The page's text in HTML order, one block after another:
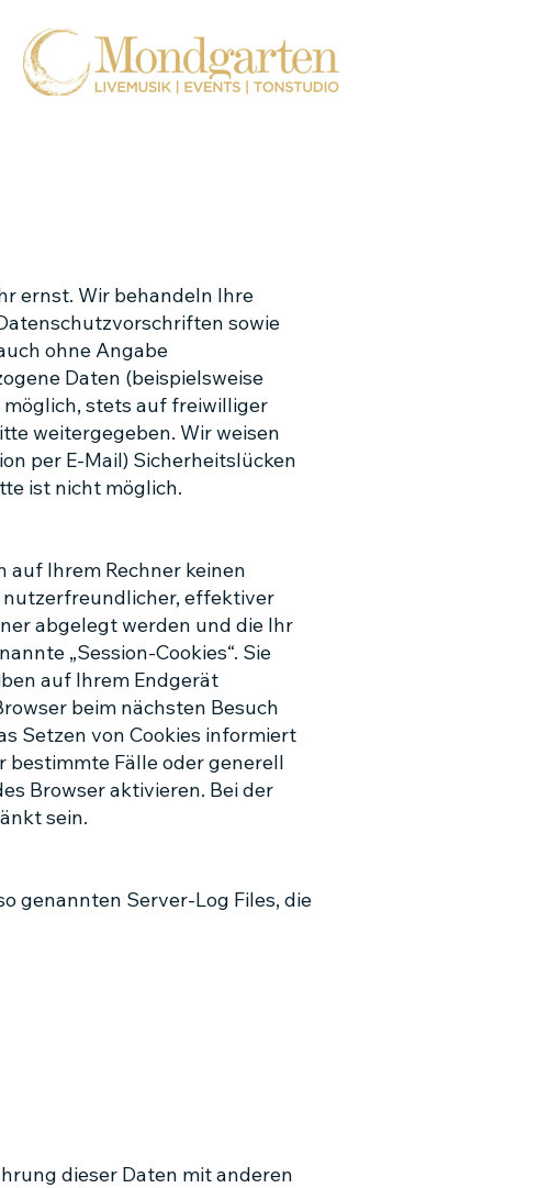
ernst. Wir behandeln Ihre
sowie
ohne Angabe
Daten (beispielsweise
stets auf freiwilliger
weitergegeben. Wir weisen
per E-Mail) Sicherheitslücken
ist nicht möglich.
auf Ihrem Rechner keinen
nutzerfreundlicher, effektiver
abgelegt werden und die Ihr
„Session-Cookies“. Sie
auf Ihrem Endgerät
beim nächsten Besuch
Setzen von Cookies informiert
bestimmte Fälle oder generell
Browser aktivieren. Bei der
sein.
genannten Server-Log Files, die
dieser Daten mit anderen